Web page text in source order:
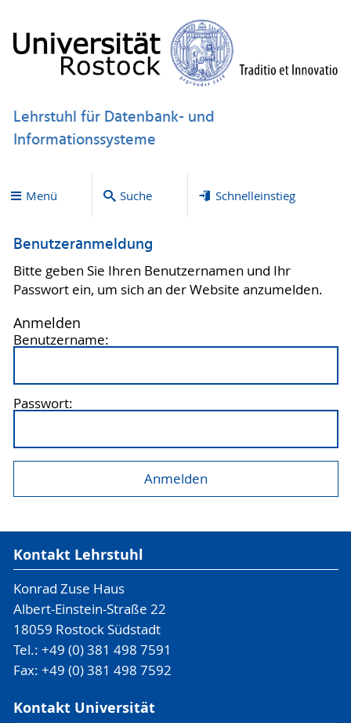
Lehrstuhl für Datenbank- und
Informationssysteme
Menü Suche Schnelleinstieg
Benutzeranmeldung
Bitte geben Sie Ihren Benutzernamen und Ihr
Passwort ein, um sich an der Website anzumelden.
Anmelden
Benutzername:
Passwort:
Kontakt Lehrstuhl
Konrad Zuse Haus
Albert-Einstein-Straße 22
18059 Rostock Südstadt
Tel.: +49 (0) 381 498 7591
Fax: +49 (0) 381 498 7592
Kontakt Universität